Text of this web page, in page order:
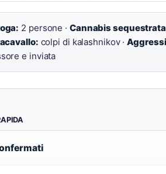
2 persone · Cannabis
colpi di kalashnikov ·
e inviata